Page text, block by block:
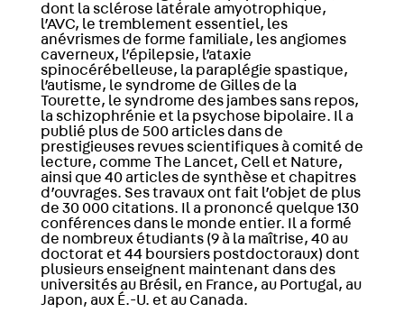
dont la sclérose latérale amyotrophique,
l’AVC, le tremblement essentiel, les
anévrismes de forme familiale, les angiomes
caverneux, l’épilepsie, l’ataxie
spinocérébelleuse, la paraplégie spastique,
l’autisme, le syndrome de Gilles de la
Tourette, le syndrome des jambes sans repos,
la schizophrénie et la psychose bipolaire. Il a
publié plus de 500 articles dans de
prestigieuses revues scientifiques à comité de
lecture, comme The Lancet, Cell et Nature,
ainsi que 40 articles de synthèse et chapitres
d’ouvrages. Ses travaux ont fait l’objet de plus
de 30 000 citations. Il a prononcé quelque 130
conférences dans le monde entier. Il a formé
de nombreux étudiants (9 à la maîtrise, 40 au
doctorat et 44 boursiers postdoctoraux) dont
plusieurs enseignent maintenant dans des
universités au Brésil, en France, au Portugal, au
Japon, aux É.-U. et au Canada.